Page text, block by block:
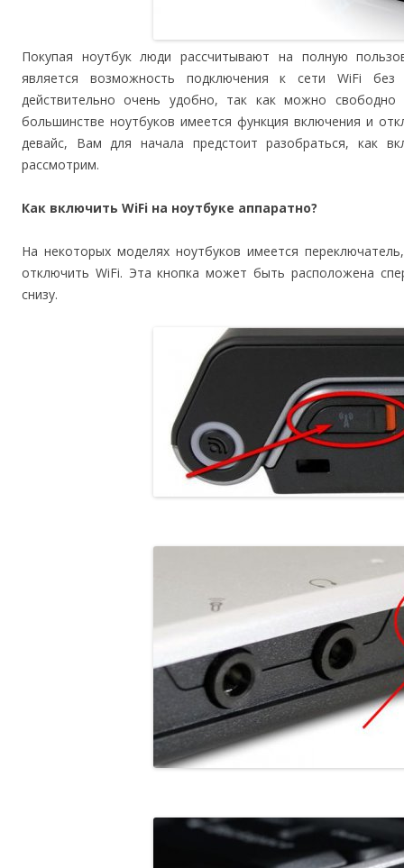
Покупая ноутбук люди рассчитывают на полную
является возможность подключения к сети WiFi без
действительно очень удобно, так как можно
большинстве ноутбуков имеется функция включения и
девайс, Вам для начала предстоит разобраться, как
рассмотрим.
Как включить WiFi на ноутбуке аппаратно?
На некоторых моделях ноутбуков имеется
отключить WiFi. Эта кнопка может быть расположена
снизу.